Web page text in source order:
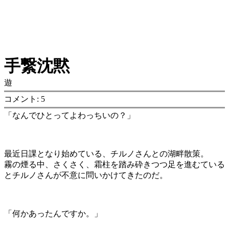
手繋沈黙
遊
コメント: 5
「なんでひとってよわっちいの？」
最近日課となり始めている、チルノさんとの湖畔散策。
霧の煙る中、さくさく、霜柱を踏み砕きつつ足を進むている
とチルノさんが不意に問いかけてきたのだ。
「何かあったんですか。」